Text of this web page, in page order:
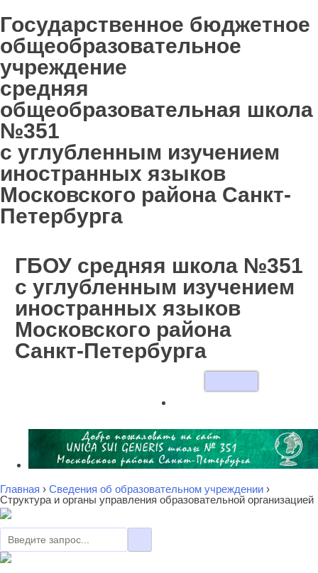
Государственное бюджетное
общеобразовательное
учреждение
средняя
общеобразовательная школа
№351
с углубленным изучением
иностранных языков
Московского района Санкт-
Петербурга
ГБОУ средняя школа №351
с углубленным изучением
иностранных языков
Московского района
Санкт-Петербурга
Главная › Сведения об образовательном учреждении ›
Cтруктура и органы управления образовательной организацией